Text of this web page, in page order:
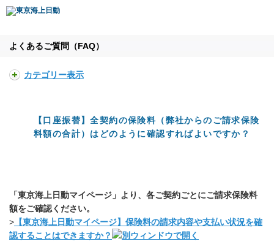
よくあるご質問（FAQ）
カテゴリー表示
【口座振替】全契約の保険料（弊社からのご請求保険
料額の合計）はどのように確認すればよいですか？
「東京海上日動マイページ」より、各ご契約ごとにご請求保険料
額をご確認ください。
> 【東京海上日動マイページ】保険料の請求内容や支払い状況を確
認することはできますか？